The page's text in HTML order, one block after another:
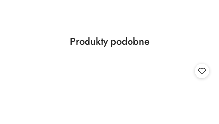
Pomiń karuzelę produktów
Produkty
Produkty podobne